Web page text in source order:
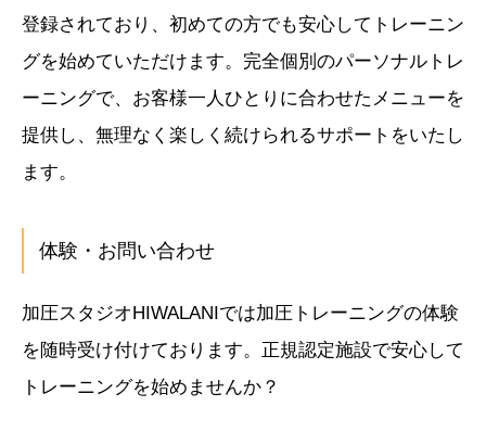
登録されており、初めての方でも安心してトレーニン
グを始めていただけます。完全個別のパーソナルトレ
ーニングで、お客様一人ひとりに合わせたメニューを
提供し、無理なく楽しく続けられるサポートをいたし
ます。
体験・お問い合わせ
加圧スタジオHIWALANIでは加圧トレーニングの体験
を随時受け付けております。正規認定施設で安心して
トレーニングを始めませんか？